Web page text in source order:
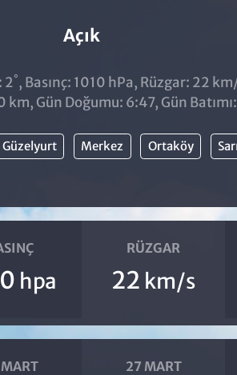
Açık
2°, Basınç: 1010 hPa, Rüzgar: 22
km, Gün Doğumu: 6:47, Gün
Güzelyurt Merkez Ortaköy
hpa
RÜZGAR
22 km/s
27 MART